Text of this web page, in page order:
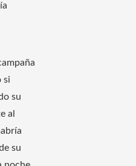
si
su
al
su